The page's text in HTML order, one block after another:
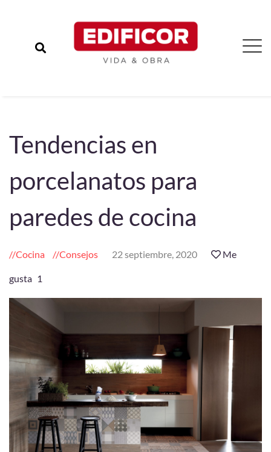
Tendencias en
porcelanatos para
paredes de cocina
Cocina Consejos 22 septiembre, 2020 Me
gusta 1